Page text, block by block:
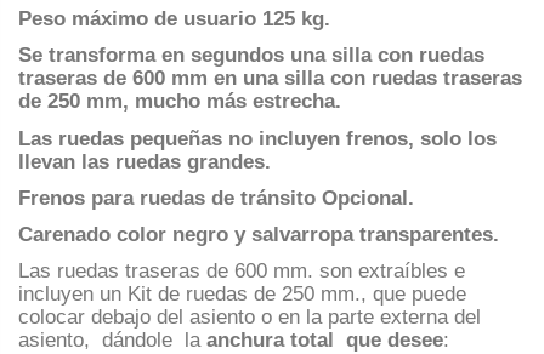
Peso máximo de usuario 125 kg.
Se transforma en segundos una silla con ruedas
traseras de 600 mm en una silla con ruedas traseras
de 250 mm, mucho más estrecha.
Las ruedas pequeñas no incluyen frenos, solo los
llevan las ruedas grandes.
Frenos para ruedas de tránsito Opcional.
Carenado color negro y salvarropa transparentes.
Las ruedas traseras de 600 mm. son extraíbles e
incluyen un Kit de ruedas de 250 mm., que puede
colocar debajo del asiento o en la parte externa del
asiento, dándole la anchura total que desee: